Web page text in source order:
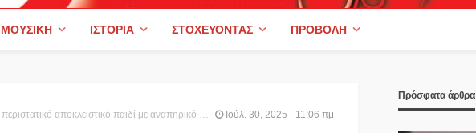
ΜΟΥΣΙΚΉ ΙΣΤΟΡΊΑ ΣΤΟΧΕΎΟΝΤΑΣ ΠΡΟΒΟΛΉ
με αναπηρικό αμαξίδιο από την καμπίνα επιβατών σε ferry boat Θάσου-Κεραμωτής Ιούλ. 30, 2025 - 11:06 πμ
Πρόσφατα άρθρα